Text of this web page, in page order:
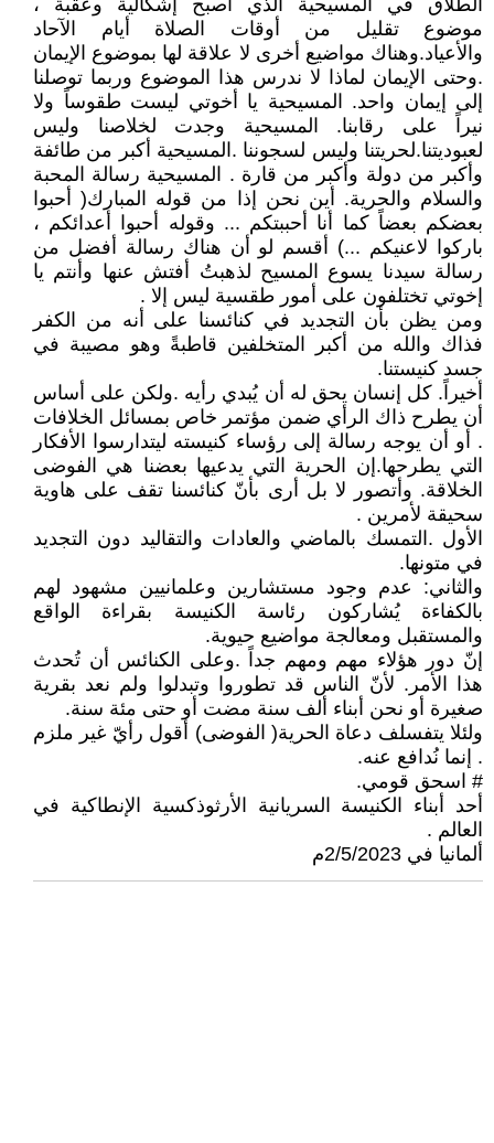
الطلاق في المسيحية الذي أصبح إشكالية وعقبة ،
موضوع تقليل من أوقات الصلاة أيام الآحاد
والأعياد.وهناك مواضيع أخرى لا علاقة لها بموضوع الإيمان
.وحتى الإيمان لماذا لا ندرس هذا الموضوع وربما توصلنا
إلى إيمان واحد. المسيحية يا أخوتي ليست طقوساً ولا
نيراً على رقابنا. المسيحية وجدت لخلاصنا وليس
لعبوديتنا.لحريتنا وليس لسجوننا .المسيحية أكبر من طائفة
وأكبر من دولة وأكبر من قارة . المسيحية رسالة المحبة
والسلام والحرية. أين نحن إذا من قوله المبارك( أحبوا
بعضكم بعضاً كما أنا أحببتكم ... وقوله أحبوا أعدائكم ،
باركوا لاعنيكم ...) أقسم لو أن هناك رسالة أفضل من
رسالة سيدنا يسوع المسيح لذهبتُ أفتش عنها وأنتم يا
إخوتي تختلفون على أمور طقسية ليس إلا .
ومن يظن بأن التجديد في كنائسنا على أنه من الكفر
فذاك والله من أكبر المتخلفين قاطبةً وهو مصيبة في
جسد كنيستنا.
أخيراً. كل إنسان يحق له أن يُبدي رأيه .ولكن على أساس
أن يطرح ذاك الرأي ضمن مؤتمر خاص بمسائل الخلافات
. أو أن يوجه رسالة إلى رؤساء كنيسته ليتدارسوا الأفكار
التي يطرحها.إن الحرية التي يدعيها بعضنا هي الفوضى
الخلاقة. وأتصور لا بل أرى بأنّ كنائسنا تقف على هاوية
سحيقة لأمرين .
الأول .التمسك بالماضي والعادات والتقاليد دون التجديد
في متونها.
والثاني: عدم وجود مستشارين وعلمانيين مشهود لهم
بالكفاءة يُشاركون رئاسة الكنيسة بقراءة الواقع
والمستقبل ومعالجة مواضيع حيوية.
إنّ دور هؤلاء مهم ومهم جداً .وعلى الكنائس أن تُحدث
هذا الأمر. لأنّ الناس قد تطوروا وتبدلوا ولم نعد بقرية
صغيرة أو نحن أبناء ألف سنة مضت أو حتى مئة سنة.
ولئلا يتفسلف دعاة الحرية( الفوضى) أقول رأيّ غير ملزم
. إنما نُدافع عنه.
# اسحق قومي.
أحد أبناء الكنيسة السريانية الأرثوذكسية الإنطاكية في
العالم .
ألمانيا في 2/5/2023م